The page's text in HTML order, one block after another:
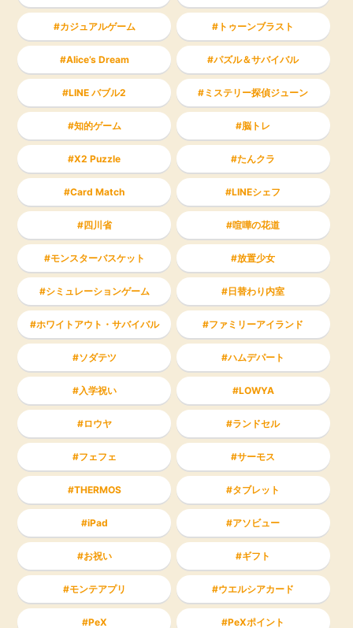
カジュアルゲーム トゥーンブラスト
Alice’s Dream パズル＆サバイバル
LINE バブル2 ミステリー探偵ジューン
知的ゲーム 脳トレ
X2 Puzzle たんクラ
Card Match LINEシェフ
四川省 喧嘩の花道
モンスターバスケット 放置少女
シミュレーションゲーム 日替わり内室
ホワイトアウト・サバイバル ファミリーアイランド
ソダテツ ハムデパート
入学祝い LOWYA
ロウヤ ランドセル
フェフェ サーモス
THERMOS タブレット
iPad アソビュー
お祝い ギフト
モンテアプリ ウエルシアカード
PeX PeXポイント